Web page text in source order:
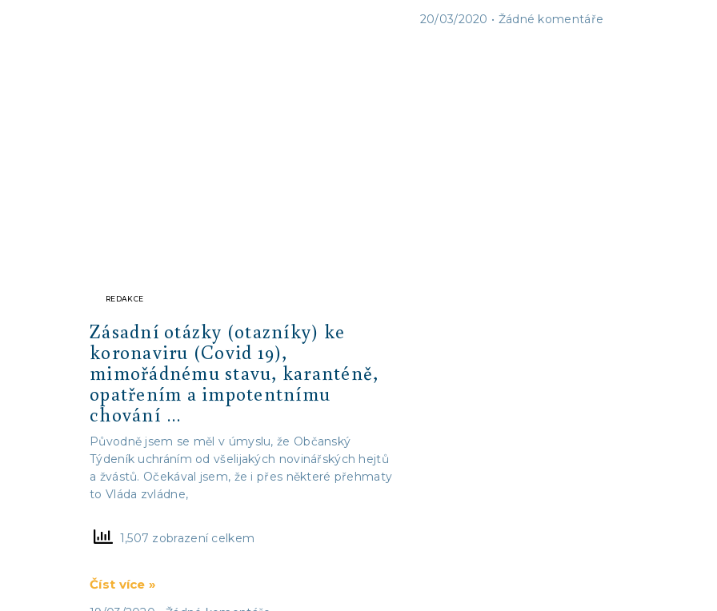
20/03/2020 Žádné komentáře
REDAKCE
Zásadní otázky (otazníky) ke
koronaviru (Covid 19),
mimořádnému stavu, karanténě,
opatřením a impotentnímu
chování …
Původně jsem se měl v úmyslu, že Občanský
Týdeník uchráním od všelijakých novinářských hejtů
a žvástů. Očekával jsem, že i přes některé přehmaty
to Vláda zvládne,
1,507 zobrazení celkem
Číst více »